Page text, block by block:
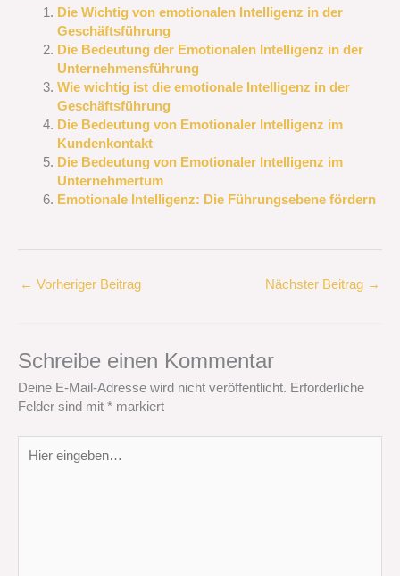
Die Wichtig von emotionalen Intelligenz in der
Geschäftsführung
Die Bedeutung der Emotionalen Intelligenz in der
Unternehmensführung
Wie wichtig ist die emotionale Intelligenz in der
Geschäftsführung
Die Bedeutung von Emotionaler Intelligenz im
Kundenkontakt
Die Bedeutung von Emotionaler Intelligenz im
Unternehmertum
Emotionale Intelligenz: Die Führungsebene fördern
← Vorheriger Beitrag Nächster Beitrag →
Schreibe einen Kommentar
Deine E-Mail-Adresse wird nicht veröffentlicht. Erforderliche
Felder sind mit * markiert
eingeben…